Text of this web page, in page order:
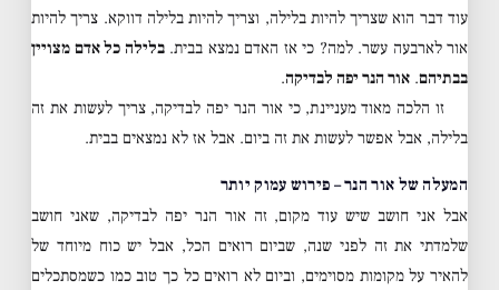
עוד דבר הוא שצריך להיות בלילה, וצריך להיות בלילה דווקא. צריך להיות
אור לארבעה עשר. למה? כי אז האדם נמצא בבית.בלילה כל אדם מצויין
בבתיהם. אור הנר יפה לבדיקה.
זו הלכה מאוד מעניינת, כי אור הנר יפה לבדיקה, צריך לעשות את זה
בלילה, אבל אפשר לעשות את זה ביום. אבל אז לא נמצאים בבית.
המעלה של אור הנר – פירוש עמוק יותר
אבל אני חושב שיש עוד מקום, זה אור הנר יפה לבדיקה, שאני חושב
שלמדתי את זה לפני שנה, שביום רואים הכל, אבל יש כוח מיוחד של
להאיר על מקומות מסוימים, וביום לא רואים כל כך טוב כמו כשמסתכלים